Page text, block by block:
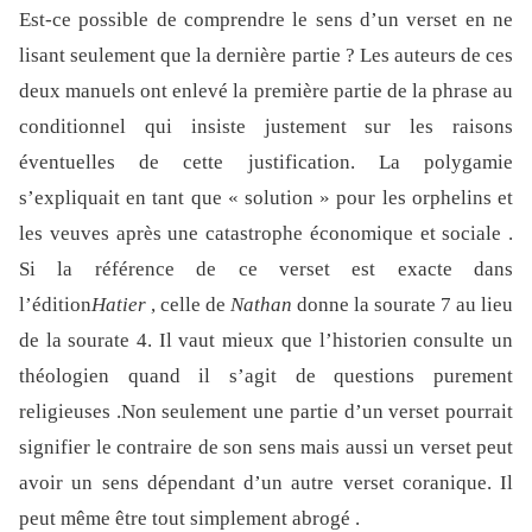
Est-ce possible de comprendre le sens d’un verset en ne
lisant seulement que la dernière partie ? Les auteurs de ces
deux manuels ont enlevé la première partie de la phrase au
conditionnel qui insiste justement sur les raisons
éventuelles de cette justification. La polygamie
s’expliquait en tant que « solution » pour les orphelins et
les veuves après une catastrophe économique et sociale .
Si la référence de ce verset est exacte dans
l’éditionHatier , celle de Nathan donne la sourate 7 au lieu
de la sourate 4. Il vaut mieux que l’historien consulte un
théologien quand il s’agit de questions purement
religieuses .Non seulement une partie d’un verset pourrait
signifier le contraire de son sens mais aussi un verset peut
avoir un sens dépendant d’un autre verset coranique. Il
peut même être tout simplement abrogé .